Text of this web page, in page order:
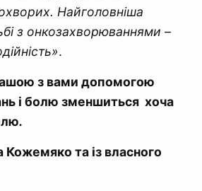
Найголовніша
з онкозахворюваннями –
.
з вами допомогою
і болю зменшиться хоча
.
та із власного